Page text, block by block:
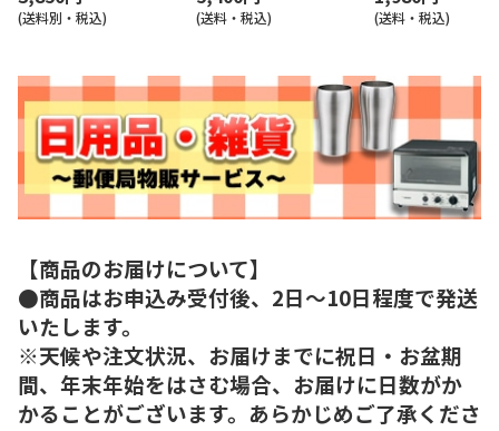
(送料別・税込) (送料・税込) (送料・税込)
【商品のお届けについて】
●商品はお申込み受付後、2日～10日程度で発送
いたします。
※天候や注文状況、お届けまでに祝日・お盆期
間、年末年始をはさむ場合、お届けに日数がか
かることがございます。あらかじめご了承くださ